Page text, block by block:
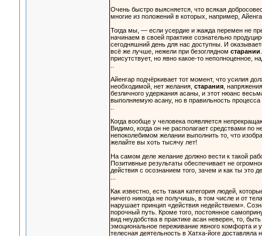
Очень быстро выясняется, что всякая
многие из положений в которых, например,
Тогда мы, — если усердие и жажда перемен не
начинаем в своей практике сознательно
сегодняшний день для нас доступны. И
всё же лучше, нежели при безоглядном старании
присутствует, но явно какое-то неполноценное,
Айенгар подчёркивает тот момент, что усилия
необходимой, нет желания, старания,
безличного удержания асаны, и этот нюанс
выполняемую асану, но в правильность процесса
Когда вообще у человека появляется
Видимо, когда он не располагает средствами по
непоколебимом желании выполнить то, что
желайте вы хоть тысячу лет!
На самом деле желание должно вести к такой
Позитивные результаты обеспечивает не
действия с осознанием того, зачем и как ты это
Как известно, есть такая категория людей,
ничего никогда не получишь, в том числе и от
нарушает принцип «действия недействием».
порочный путь. Кроме того, постоянное
вид неудобства в практике асан неверен, то,
эмоциональное переживание явного комфорта и
телесная деятельность в Хатха-йоге